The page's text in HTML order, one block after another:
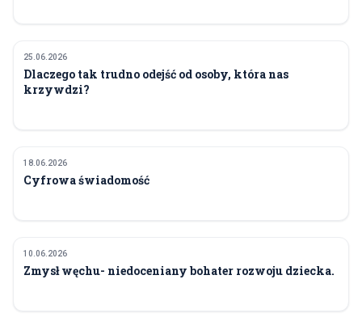
ZDROWIE
25.06.2026
Dlaczego tak trudno odejść od osoby, która nas
krzywdzi?
INNE
18.06.2026
Cyfrowa świadomość
ZDROWIE
10.06.2026
Zmysł węchu- niedoceniany bohater rozwoju dziecka.